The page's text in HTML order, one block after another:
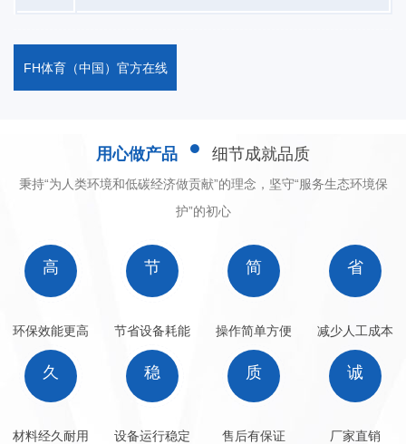
无毒无害的CO2和H2O,并放出热量。形成的烟气（＜650℃)在排出
时与进气进行換热后，达标排放。
FH体育（中国）官方在线
用心做产品 细节成就品质
秉持“为人类环境和低碳经济做贡献”的理念，坚守“服务生态环境保
护”的初心
高
环保效能更高
节
节省设备耗能
简
操作简单方便
省
减少人工成本
久
材料经久耐用
稳
设备运行稳定
质
售后有保证
诚
厂家直销